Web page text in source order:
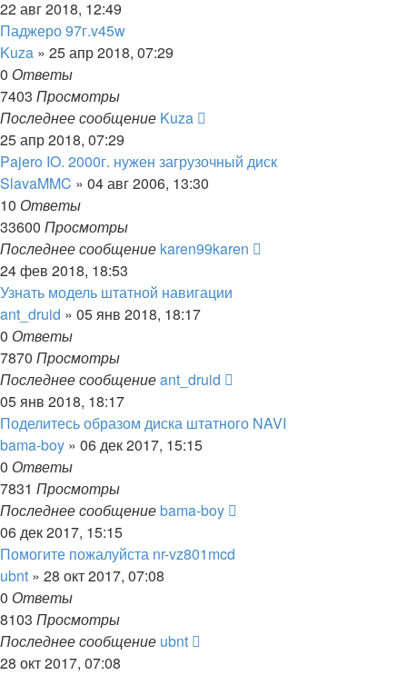
22 авг 2018, 12:49
Паджеро 97г.v45w
Kuza » 25 апр 2018, 07:29
0 Ответы
7403 Просмотры
Последнее сообщение Kuza
25 апр 2018, 07:29
Pajero IO. 2000г. нужен загрузочный диск
SlavaMMC » 04 авг 2006, 13:30
10 Ответы
33600 Просмотры
Последнее сообщение karen99karen
24 фев 2018, 18:53
Узнать модель штатной навигации
ant_druid » 05 янв 2018, 18:17
0 Ответы
7870 Просмотры
Последнее сообщениеant_druid
05 янв 2018, 18:17
Поделитесь образом диска штатного NAVI
bama-boy » 06 дек 2017, 15:15
0 Ответы
7831 Просмотры
Последнее сообщениеbama-boy
06 дек 2017, 15:15
Помогите пожалуйста nr-vz801mcd
ubnt » 28 окт 2017, 07:08
0 Ответы
8103 Просмотры
Последнее сообщение ubnt
28 окт 2017, 07:08